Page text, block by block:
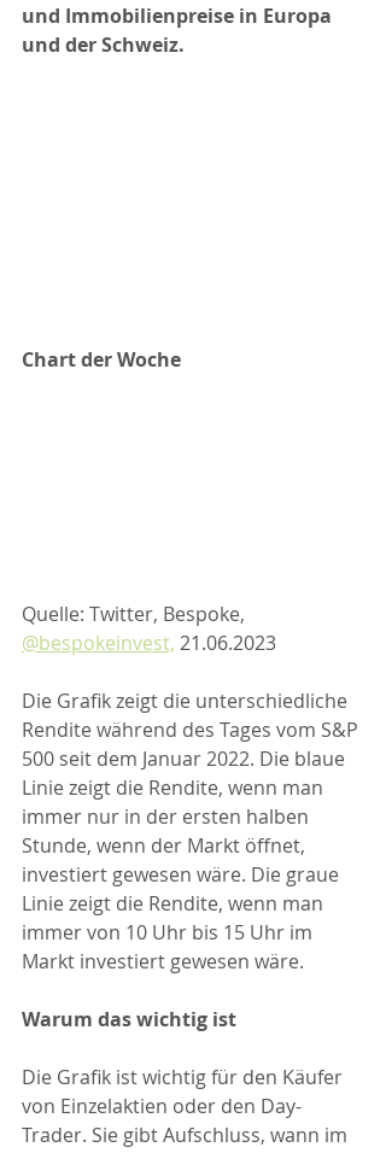
und Immobilienpreise in Europa
und der Schweiz.
Chart der Woche
Quelle: Twitter, Bespoke,
@bespokeinvest, 21.06.2023
Die Grafik zeigt die unterschiedliche
Rendite während des Tages vom S&P
500 seit dem Januar 2022. Die blaue
Linie zeigt die Rendite, wenn man
immer nur in der ersten halben
Stunde, wenn der Markt öffnet,
investiert gewesen wäre. Die graue
Linie zeigt die Rendite, wenn man
immer von 10 Uhr bis 15 Uhr im
Markt investiert gewesen wäre.
Warum das wichtig ist
Die Grafik ist wichtig für den Käufer
von Einzelaktien oder den Day-
Trader. Sie gibt Aufschluss, wann im